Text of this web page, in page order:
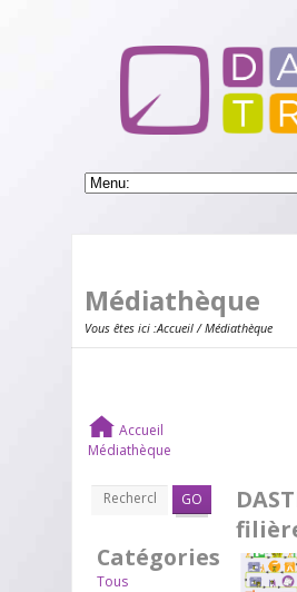
Médiathèque
Vous êtes ici :Accueil/ Médiathèque
Accueil
Médiathèque
GO
Catégories
Tous